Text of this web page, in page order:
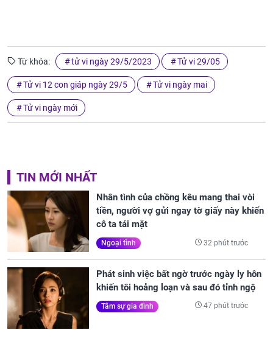
Từ khóa: tử vi ngày 29/5/2023 Tử vi 29/05
Tử vi 12 con giáp ngày 29/5 Tử vi ngày mai
Tử vi ngày mới
TIN MỚI NHẤT
Nhân tình của chồng kêu mang thai vòi
tiền, người vợ gửi ngay tờ giấy này khiến
cô ta tái mặt
Ngoại tình 32 phút trước
Phát sinh việc bất ngờ trước ngày ly hôn
khiến tôi hoảng loạn và sau đó tỉnh ngộ
Tâm sự gia đình 47 phút trước